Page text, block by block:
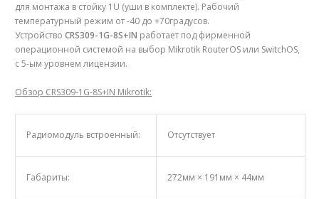
для монтажа в стойку 1U (уши в комплекте). Рабочий
температурный режим от -40 до +70градусов.
Устройство CRS309-1G-8S+IN работает под фирменной
операционной системой на выбор Mikrotik RouterOS или SwitchOS,
с 5-ым уровнем лицензии.
Обзор CRS309-1G-8S+IN Mikrotik:
Радиомодуль встроенный: Отсутствует
Габариты: 272мм × 191мм × 44мм